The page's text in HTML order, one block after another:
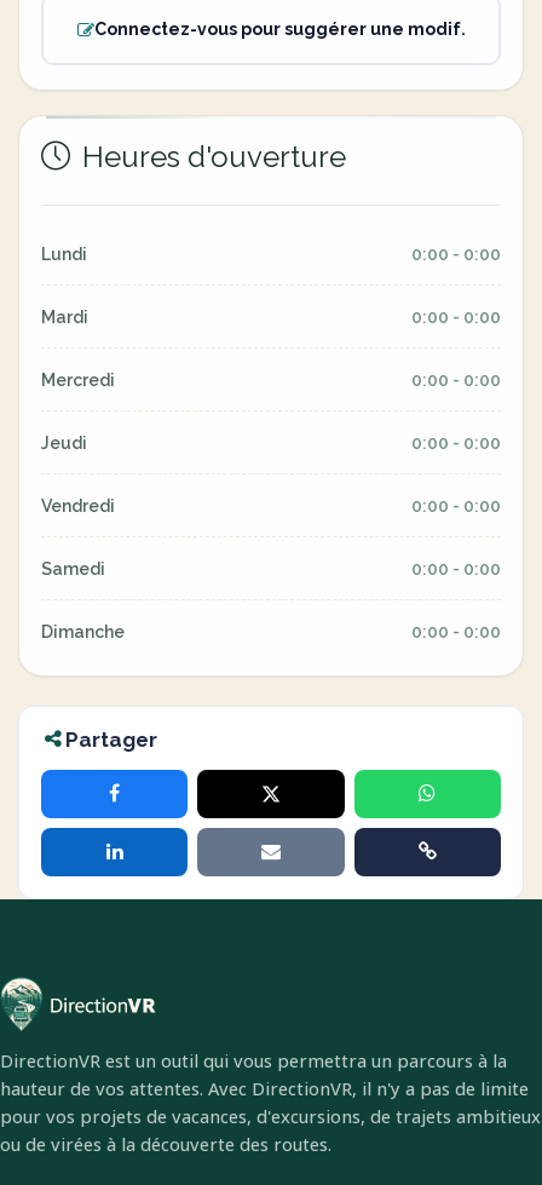
Connectez-vous pour suggérer une modif.
Heures d'ouverture
Lundi 0:00 - 0:00
Mardi 0:00 - 0:00
Mercredi 0:00 - 0:00
Jeudi 0:00 - 0:00
Vendredi 0:00 - 0:00
Samedi 0:00 - 0:00
Dimanche 0:00 - 0:00
Partager
DirectionVR est un outil qui vous permettra un parcours à la
hauteur de vos attentes. Avec DirectionVR, il n'y a pas de limite
pour vos projets de vacances, d'excursions, de trajets ambitieux
ou de virées à la découverte des routes.